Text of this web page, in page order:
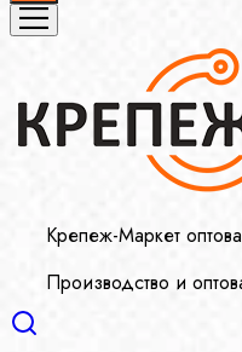
Крепеж-Маркет
Производство и